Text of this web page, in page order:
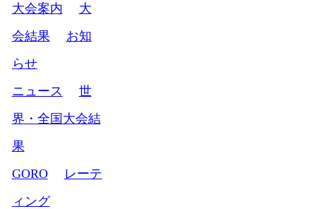
大会案内
大
会結果
お知
らせ
ニュース
世
界・全国大会結
果
GORO
レーテ
ィング